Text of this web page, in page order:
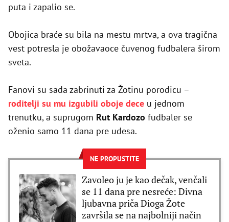
puta i zapalio se.
Obojica braće su bila na mestu mrtva, a ova tragična
vest potresla je obožavaoce čuvenog fudbalera širom
sveta.
Fanovi su sada zabrinuti za Žotinu porodicu –
roditelji su mu izgubili oboje dece u jednom
trenutku, a suprugom Rut Kardozo fudbaler se
oženio samo 11 dana pre udesa.
NE PROPUSTITE
Zavoleo ju je kao dečak, venčali
se 11 dana pre nesreće: Divna
ljubavna priča Dioga Žote
završila se na najbolniji način